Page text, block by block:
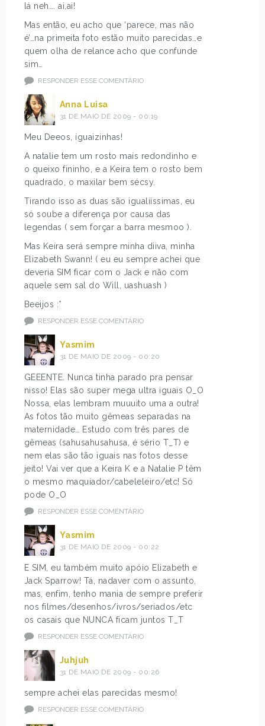
lá neh…. ai,ai!
Mas então, eu acho que ‘parece, mas não
é’…na primeita foto estão muito parecidas…e
quem olha de relance acho que confunde
sim…
RESPONDER ESSE COMENTÁRIO
Anna Luisa
31 DE MAIO DE 2009 - 00:19
Meu Deeos, iguaizinhas!
A natalie tem um rosto mais redondinho e
o queixo fininho, e a Keira tem o rosto bem
quadrado, o maxilar bem sécsy.
Tirando isso as duas são igualííssimas, eu
só soube a diferença por causa das
legendas ( sem forçar a barra mesmoo ).
Mas Keira será sempre minha diiva, minha
Elizabeth Swann! ( eu eu sempre achei que
deveria SIM ficar com o Jack e não com
aquele sem sal do Will, uashuash )
Beeijos :*
RESPONDER ESSE COMENTÁRIO
Yasmim
31 DE MAIO DE 2009 - 00:20
GEEENTE. Nunca tinha parado pra pensar
nisso! Elas são super mega ultra iguais O_O
Nossa, elas lembram muuuito uma a outra!
As fotos tão muito gêmeas separadas na
maternidade… Estudo com três pares de
gêmeas (sahusahusahusa, é sério T_T) e
nem elas são tão iguais nas fotos desse
jeito! Vai ver que a Keira K e a Natalie P têm
o mesmo maquiador/cabeleleiro/etc! Só
pode O_O
RESPONDER ESSE COMENTÁRIO
Yasmim
31 DE MAIO DE 2009 - 00:22
E SIM, eu também muito apóio Elizabeth e
Jack Sparrow! Tá, nadaver com o assunto,
mas, enfim, tenho mania de sempre preferir
nos filmes/desenhos/ivros/seriados/etc
os casais que NUNCA ficam juntos T_T
RESPONDER ESSE COMENTÁRIO
Juhjuh
31 DE MAIO DE 2009 - 00:26
sempre achei elas parecidas mesmo!
RESPONDER ESSE COMENTÁRIO